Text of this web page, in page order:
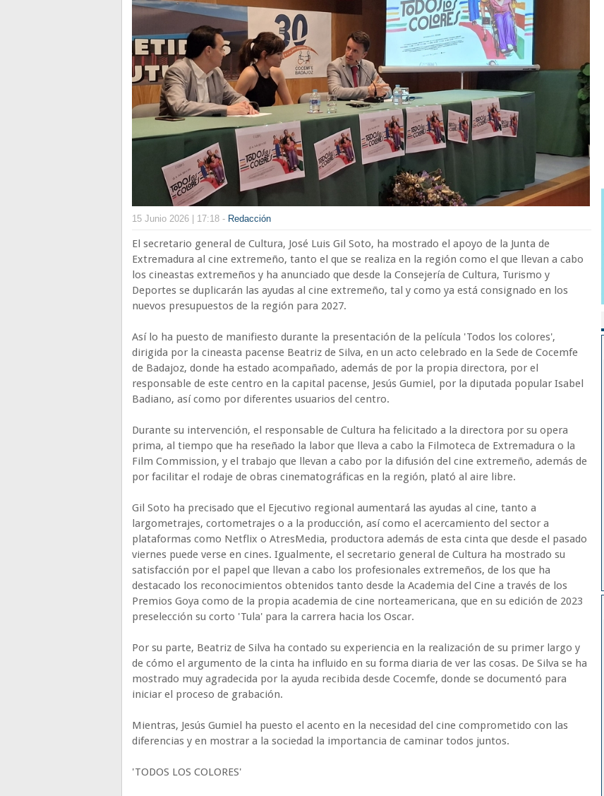
15 Junio 2026 | 17:18 - Redacción
El secretario general de Cultura, José Luis Gil Soto, ha mostrado el apoyo de la Junta de
Extremadura al cine extremeño, tanto el que se realiza en la región como el que llevan a cabo
los cineastas extremeños y ha anunciado que desde la Consejería de Cultura, Turismo y
Deportes se duplicarán las ayudas al cine extremeño, tal y como ya está consignado en los
nuevos presupuestos de la región para 2027.
Así lo ha puesto de manifiesto durante la presentación de la película 'Todos los colores',
dirigida por la cineasta pacense Beatriz de Silva, en un acto celebrado en la Sede de Cocemfe
de Badajoz, donde ha estado acompañado, además de por la propia directora, por el
responsable de este centro en la capital pacense, Jesús Gumiel, por la diputada popular Isabel
Badiano, así como por diferentes usuarios del centro.
Durante su intervención, el responsable de Cultura ha felicitado a la directora por su opera
prima, al tiempo que ha reseñado la labor que lleva a cabo la Filmoteca de Extremadura o la
Film Commission, y el trabajo que llevan a cabo por la difusión del cine extremeño, además de
por facilitar el rodaje de obras cinematográficas en la región, plató al aire libre.
Gil Soto ha precisado que el Ejecutivo regional aumentará las ayudas al cine, tanto a
largometrajes, cortometrajes o a la producción, así como el acercamiento del sector a
plataformas como Netflix o AtresMedia, productora además de esta cinta que desde el pasado
viernes puede verse en cines. Igualmente, el secretario general de Cultura ha mostrado su
satisfacción por el papel que llevan a cabo los profesionales extremeños, de los que ha
destacado los reconocimientos obtenidos tanto desde la Academia del Cine a través de los
Premios Goya como de la propia academia de cine norteamericana, que en su edición de 2023
preselección su corto 'Tula' para la carrera hacia los Oscar.
Por su parte, Beatriz de Silva ha contado su experiencia en la realización de su primer largo y
de cómo el argumento de la cinta ha influido en su forma diaria de ver las cosas. De Silva se ha
mostrado muy agradecida por la ayuda recibida desde Cocemfe, donde se documentó para
iniciar el proceso de grabación.
Mientras, Jesús Gumiel ha puesto el acento en la necesidad del cine comprometido con las
diferencias y en mostrar a la sociedad la importancia de caminar todos juntos.
'TODOS LOS COLORES'